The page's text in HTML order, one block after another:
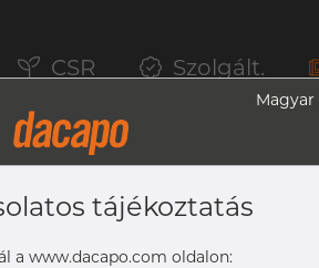
CSR Szolgált.
7, TC2, Nem
Magyar
tájékoztatás
a www.dacapo.com oldalon: